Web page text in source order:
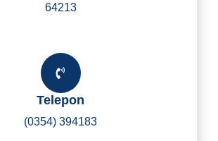
64213
Telepon
(0354) 394183